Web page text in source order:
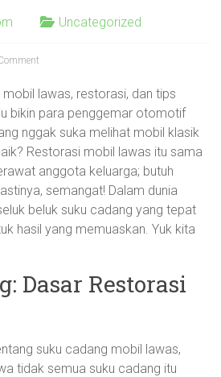
Uncategorized
lawas, restorasi, dan tips
bikin para penggemar otomotif
nggak suka melihat mobil klasik
Restorasi mobil lawas itu sama
anggota keluarga; butuh
semangat! Dalam dunia
beluk suku cadang yang tepat
hasil yang memuaskan. Yuk kita
Dasar Restorasi
suku cadang mobil lawas,
tidak semua suku cadang itu